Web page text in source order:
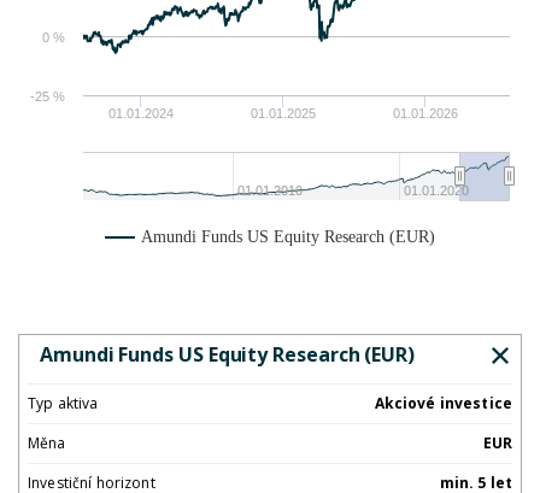
01.01.2024 01.01.2025 01.01.2026
01.01.2010 01.01.2020
0 %
-25 %
Amundi Funds US Equity Research (EUR)
Amundi Funds US Equity Research (EUR)
Typ aktiva
Akciové investice
Měna
EUR
Investiční horizont
min. 5 let